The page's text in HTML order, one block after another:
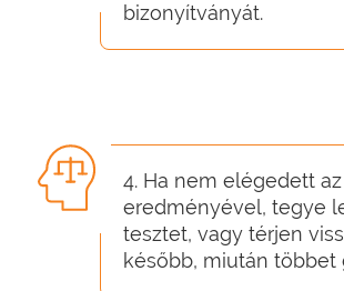
bizonyítványát.
4. Ha nem elégedett az
eredményével, tegye
tesztet, vagy térjen
később, miután többet